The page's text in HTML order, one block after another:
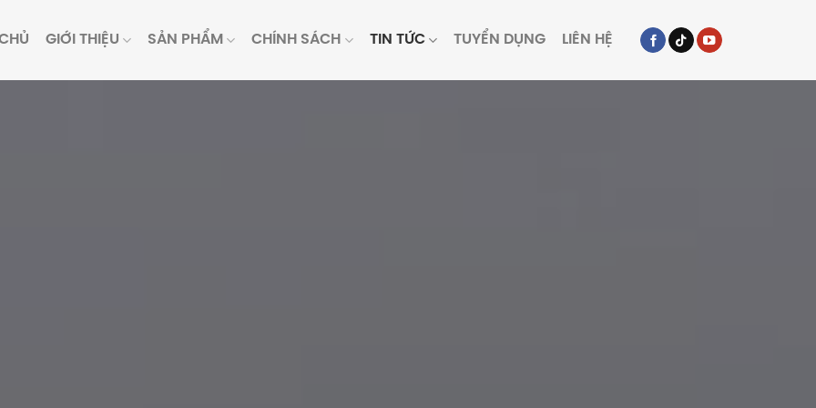
GIỚI THIỆU SẢN PHẨM CHÍNH SÁCH TIN TỨC TUYỂN DỤNG LIÊN HỆ